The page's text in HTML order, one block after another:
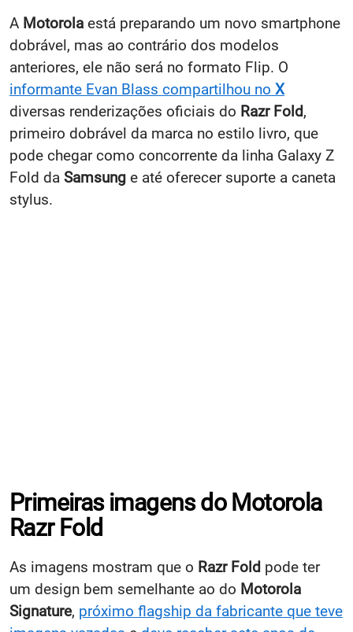
A Motorola está preparando um novo smartphone
dobrável, mas ao contrário dos modelos
anteriores, ele não será no formato Flip. O
informante Evan Blass compartilhou no X
diversas renderizações oficiais do Razr Fold,
primeiro dobrável da marca no estilo livro, que
pode chegar como concorrente da linha Galaxy Z
Fold da Samsung e até oferecer suporte a caneta
stylus.
Primeiras imagens do Motorola
Razr Fold
As imagens mostram que o Razr Fold pode ter
um design bem semelhante ao do Motorola
Signature, próximo flagship da fabricante que teve